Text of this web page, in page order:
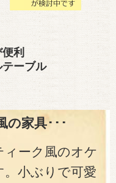
利
ーブル
家具･･･
ーク風のオケ
小ぶりで可愛